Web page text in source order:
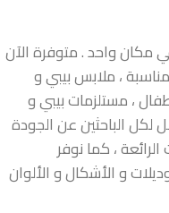
مكان واحد . متوفرة الآن
، ملابس بيبي و
، مستلزمات بيبي و
لكل الباحثين عن الجودة
، كما نوفر
و الأشكال و الألوان